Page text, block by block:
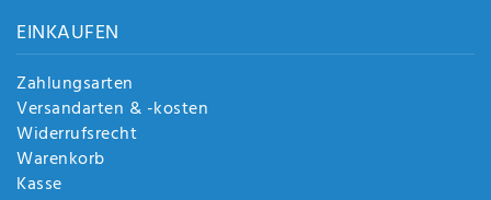
EINKAUFEN
Zahlungsarten
Versandarten & -kosten
Widerrufsrecht
Warenkorb
Kasse